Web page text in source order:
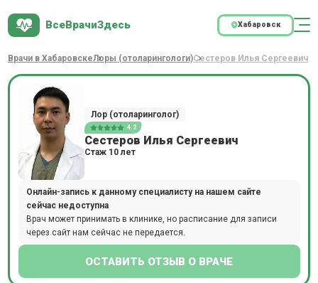
ВсеВрачиЗдесь Хабаровск
Врачи в ХабаровскеЛоры (отоларингологи)Сестеров Илья Сергеевич
Лор (отоларинголог)
4.2
Сестеров Илья Сергеевич
Стаж 10 лет
Онлайн-запись к данному специалисту на нашем сайте
сейчас недоступна
Врач может принимать в клинике, но расписание для записи
через сайт нам сейчас не передается.
ОСТАВИТЬ ОТЗЫВ О ВРАЧЕ